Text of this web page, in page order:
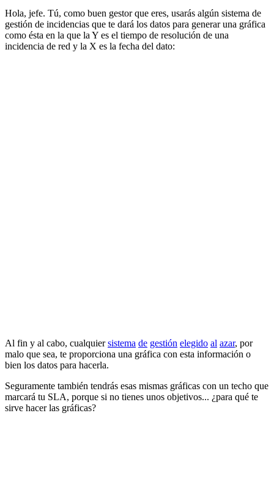
Hola, jefe. Tú, como buen gestor que eres, usarás algún sistema de
gestión de incidencias que te dará los datos para generar una gráfica
como ésta en la que la Y es el tiempo de resolución de una
incidencia de red y la X es la fecha del dato:
Al fin y al cabo, cualquiersistema de gestión elegido al azar, por
malo que sea, te proporciona una gráfica con esta información o
bien los datos para hacerla.
Seguramente también tendrás esas mismas gráficas con un techo que
marcará tu SLA, porque si no tienes unos objetivos... ¿para qué te
sirve hacer las gráficas?